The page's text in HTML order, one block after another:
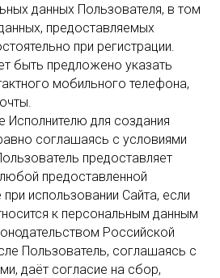
данных Пользователя, в том
предоставляемых
при регистрации.
быть предложено указать
мобильного телефона,
Исполнителю для создания
соглашаясь с условиями
предоставляет
предоставленной
использовании Сайта, если
к персональным данным
Российской
Пользователь, соглашаясь с
даёт согласие на сбор,